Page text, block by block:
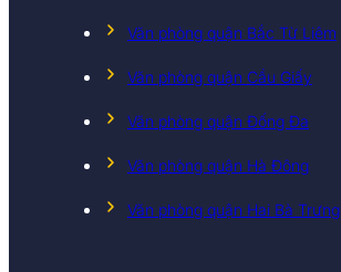
Văn phòng quận Bắc Từ Liêm
Văn phòng quận Cầu Giấy
Văn phòng quận Đống Đa
Văn phòng quận Hà Đông
Văn phòng quận Hai Bà Trưng